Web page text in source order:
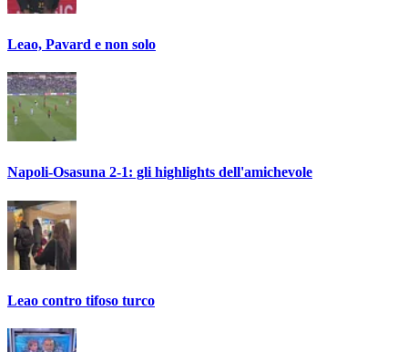
Leao, Pavard e non solo
Napoli-Osasuna 2-1: gli highlights dell'amichevole
Leao contro tifoso turco